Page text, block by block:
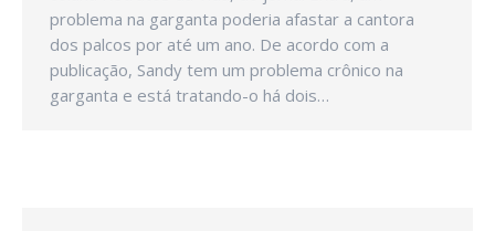
problema na garganta poderia afastar a cantora
dos palcos por até um ano. De acordo com a
publicação, Sandy tem um problema crônico na
garganta e está tratando-o há dois…